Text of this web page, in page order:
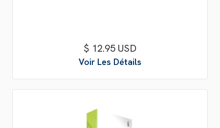
$ 12.95 USD
Voir Les Détails